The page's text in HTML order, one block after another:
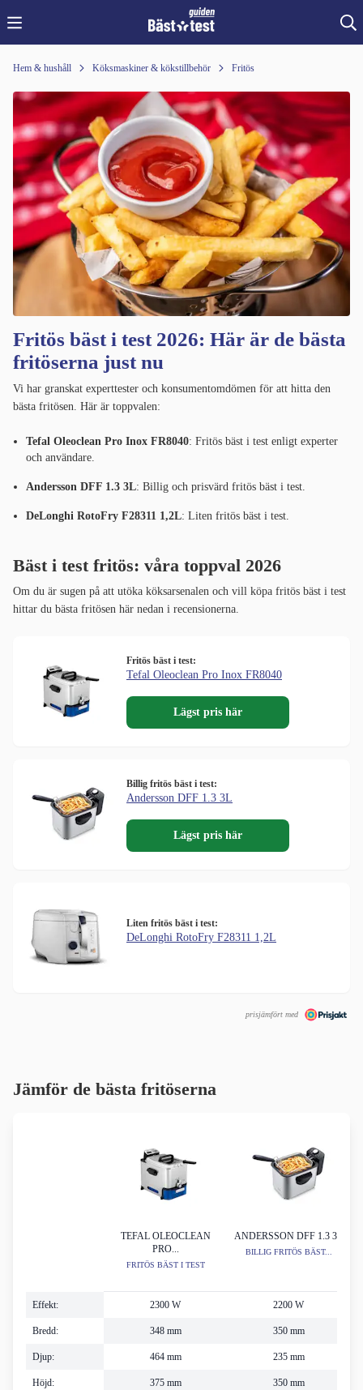
Hem & hushåll Köksmaskiner & kökstillbehör Fritös
Fritös bäst i test 2026: Här är de bästa
fritöserna just nu
Vi har granskat experttester och konsumentomdömen för att hitta den
bästa fritösen. Här är toppvalen:
Tefal Oleoclean Pro Inox FR8040: Fritös bäst i test enligt experter
och användare.
Andersson DFF 1.3 3L: Billig och prisvärd fritös bäst i test.
DeLonghi RotoFry F28311 1,2L: Liten fritös bäst i test.
Bäst i test fritös: våra toppval 2026
Om du är sugen på att utöka köksarsenalen och vill köpa fritös bäst i test
hittar du bästa fritösen här nedan i recensionerna.
Fritös bäst i test:
Tefal Oleoclean Pro Inox FR8040
Lägst pris här
Billig fritös bäst i test:
Andersson DFF 1.3 3L
Lägst pris här
Liten fritös bäst i test:
DeLonghi RotoFry F28311 1,2L
prisjämfört med
Jämför de bästa fritöserna
Effekt:
Bredd:
Djup:
Höjd:
TEFAL OLEOCLEAN
PRO...
FRITÖS BÄST I TEST
2300 W
348 mm
464 mm
375 mm
ANDERSSON DFF 1.3 3L
BILLIG FRITÖS BÄST...
2200 W
350 mm
235 mm
350 mm